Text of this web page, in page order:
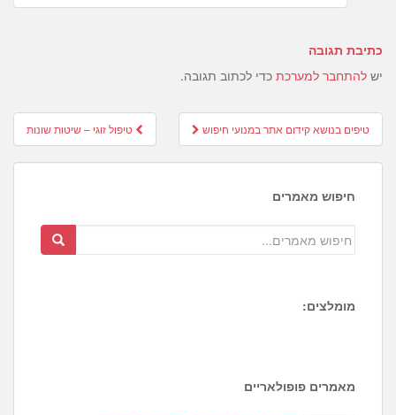
כתיבת תגובה
יש להתחבר למערכת כדי לכתוב תגובה.
Post
navigation
טיפול זוגי – שיטות שונות טיפים בנושא קידום אתר במנועי חיפוש
חיפוש מאמרים
מומלצים:
מאמרים פופולאריים